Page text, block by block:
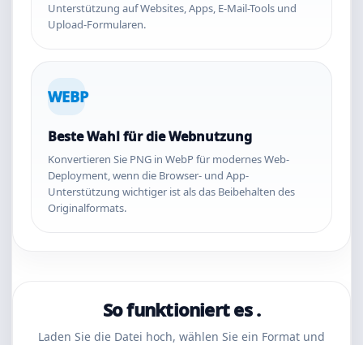
Unterstützung auf Websites, Apps, E-Mail-Tools und
Upload-Formularen.
WEBP
Beste Wahl für die Webnutzung
Konvertieren Sie PNG in WebP für modernes Web-
Deployment, wenn die Browser- und App-
Unterstützung wichtiger ist als das Beibehalten des
Originalformats.
So funktioniert es .
Laden Sie die Datei hoch, wählen Sie ein Format und